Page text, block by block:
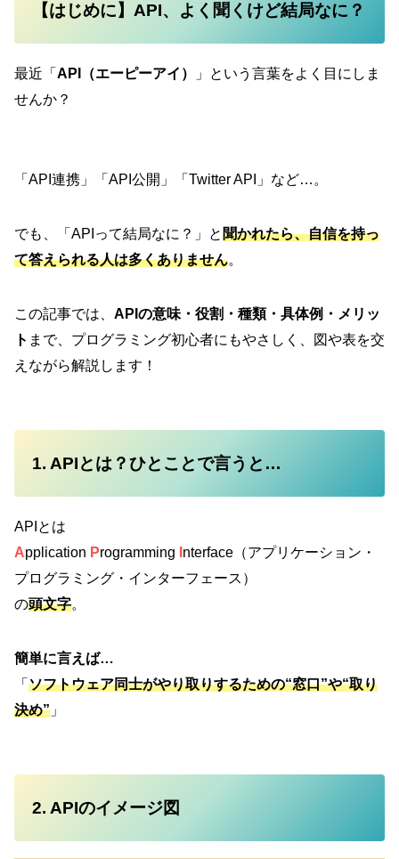
【はじめに】API、よく聞くけど結局なに？
最近「 API（エーピーアイ）
」という言葉をよく目にしま
せんか？
「API連携」「API公開」「Twitter API」など…。
でも、「APIって結局なに？」と聞かれたら、自信を持っ
て答えられる人は多くありません。
この記事では、 APIの意味・役割・種類・具体例・メリッ
ト まで、プログラミング初心者にもやさしく、図や表を交
えながら解説します！
1. APIとは？ひとことで言うと…
APIとは
Application Programming nterface（アプリケーション・
プログラミング・インターフェース）
の頭文字。
簡単に言えば…
「 ソフトウェア同士がやり取りするための“窓口”や“取り
決め” 」
2. APIのイメージ図